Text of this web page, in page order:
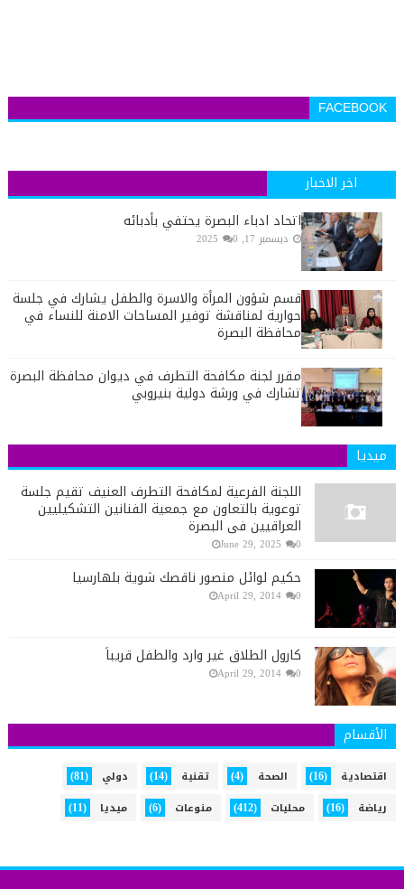
FACEBOOK
اخر الاخبار
اتحاد ادباء البصرة يحتفي بأدبائه
ديسمبر 17, 2025 0
قسم شؤون المرأة والاسرة والطفل يشارك في جلسة
حوارية لمناقشة توفير المساحات الامنة للنساء في
محافظة البصرة
مقرر لجنة مكافحة التطرف في ديوان محافظة البصرة
تشارك في ورشة دولية بنيروبي
ميديا
اللجنة الفرعية لمكافحة التطرف العنيف تقيم جلسة
توعوية بالتعاون مع جمعية الفنانين التشكيليين
العراقيين في البصرة
June 29, 2025 0
حكيم لوائل منصور ناقصك شوية بلهارسيا
April 29, 2014 0
كارول الطلاق غير وارد والطفل قريباً
April 29, 2014 0
الأقسام
اقتصادية (16) الصحة (4) تقنية (14) دولي (81)
رياضة (16) محليات (412) منوعات (6) ميديا (11)